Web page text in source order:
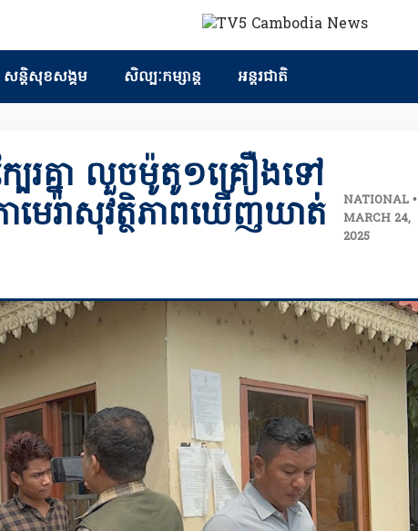
សន្តិសុខសង្គម សិល្បៈកម្សាន្ត អន្តរជាតិ
ែរគ្នា លួចម៉ូតូ១គ្រឿងទៅ
មេរ៉ាសុវត្ថិភាពឃើញឃាត់
NATIONAL •
MARCH 24,
2025